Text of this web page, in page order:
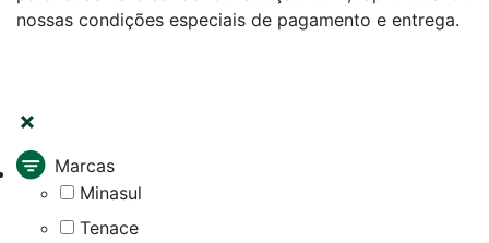
nossas condições especiais de pagamento e entrega.
Marcas
Minasul
Tenace